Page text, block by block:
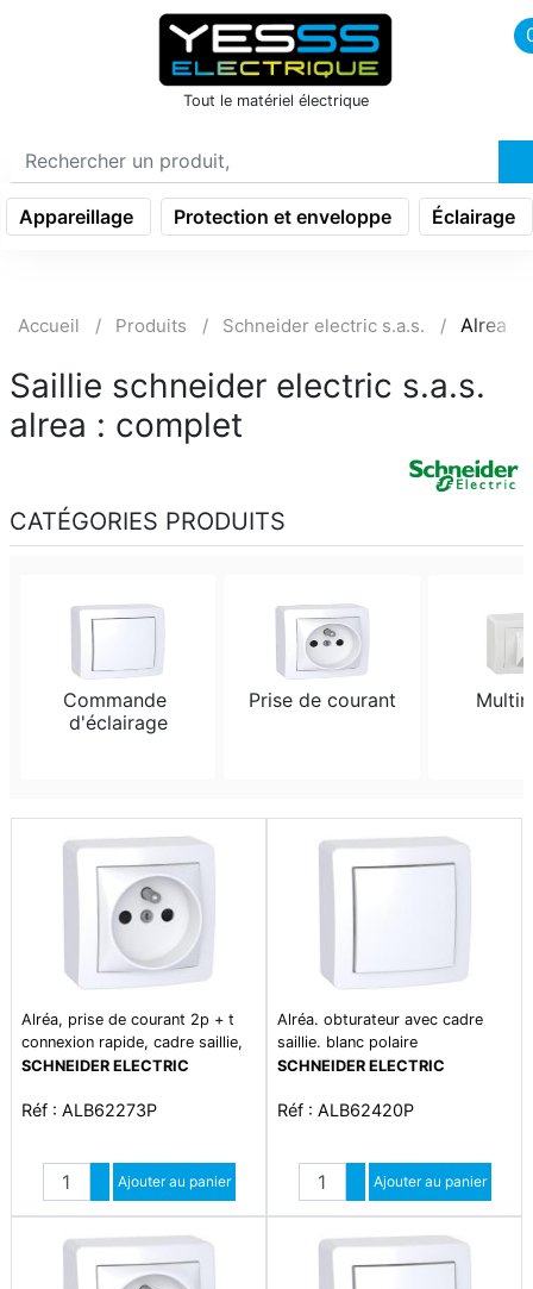
icon menu burger
Tout le matériel électrique
Appareillage Protection et enveloppe Éclairage
Accueil Produits Schneider electric s.a.s. Alrea
Saillie schneider electric s.a.s.
alrea : complet
CATÉGORIES PRODUITS
Commande
d'éclairage
Prise de courant
Alréa, prise de courant 2p + t
connexion rapide, cadre saillie,
blanc polaire
SCHNEIDER ELECTRIC
Réf : ALB62273P
Quantité
Augmenter quantité
Diminuer quantité
Ajouter au panier
Alréa. obturateur avec cadre
saillie. blanc polaire
SCHNEIDER ELECTRIC
Réf : ALB62420P
Quantité
Augmenter quantité
Diminuer quantité
Ajouter au panier